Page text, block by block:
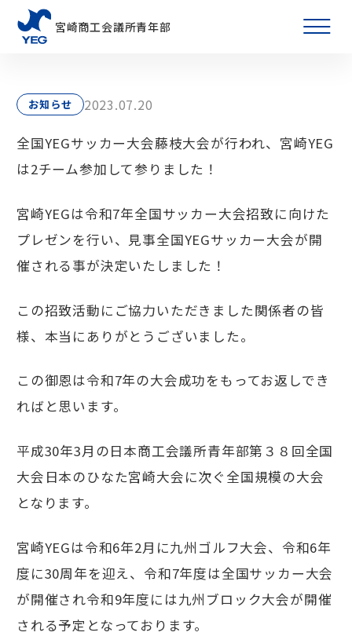
宮崎商工会議所青年部
お知らせ 2023.07.20
全国YEGサッカー大会藤枝大会が行われ、宮崎YEG
は2チーム参加して参りました！
宮崎YEGは令和7年全国サッカー大会招致に向けた
プレゼンを行い、見事全国YEGサッカー大会が開
催される事が決定いたしました！
この招致活動にご協力いただきました関係者の皆
様、本当にありがとうございました。
この御恩は令和7年の大会成功をもってお返しでき
ればと思います。
平成30年3月の日本商工会議所青年部第３８回全国
大会日本のひなた宮崎大会に次ぐ全国規模の大会
となります。
宮崎YEGは令和6年2月に九州ゴルフ大会、令和6年
度に30周年を迎え、令和7年度は全国サッカー大会
が開催され令和9年度には九州ブロック大会が開催
される予定となっております。